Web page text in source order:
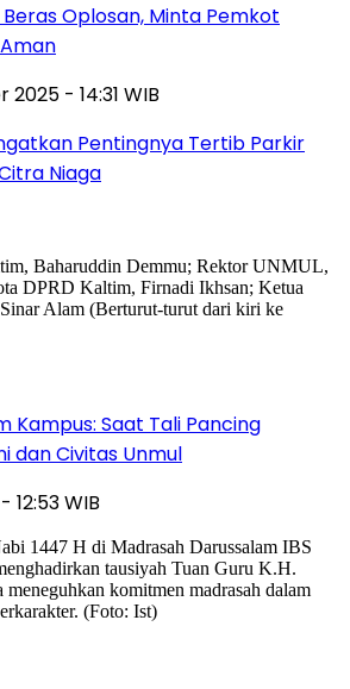
Oplosan, Minta Pemkot
- 14:31 WIB
Pentingnya Tertib Parkir
Niaga
Kampus: Saat Tali Pancing
dan Civitas Unmul
12:53 WIB